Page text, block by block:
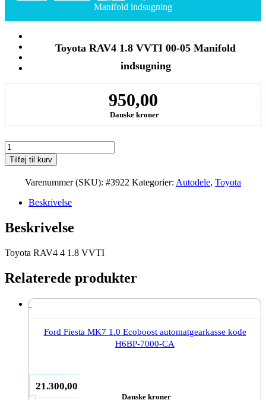
Manifold indsugning
Toyota RAV4 1.8 VVTI 00-05 Manifold
indsugning
950,00
Danske kroner
Toyota
RAV4
1.8
VVTI
Manifold
indsugning
antal
Tilføj til kurv
Varenummer (SKU): #3922 Kategorier: Autodele, Toyota
Beskrivelse
Beskrivelse
Toyota RAV4 4 1.8 VVTI
Relaterede produkter
Ford Fiesta MK7 1.0 Ecoboost automatgearkasse kode
H6BP-7000-CA
21.300,00
Danske kroner